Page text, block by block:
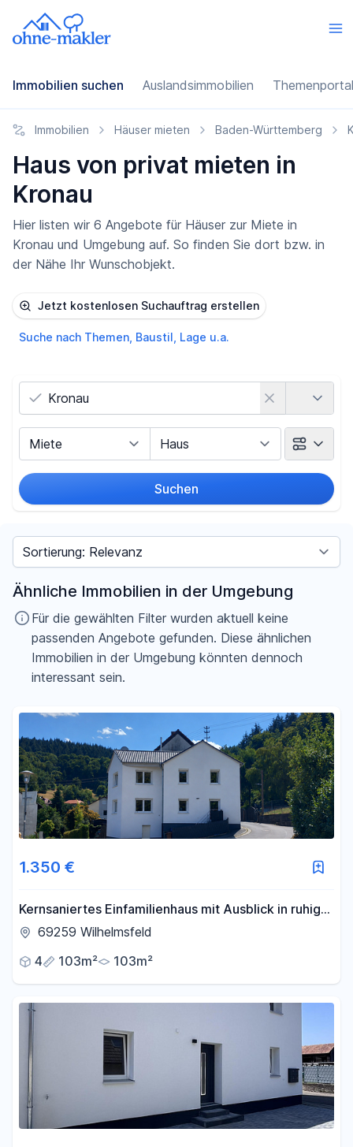
Immobilien suchen Auslandsimmobilien
Immobilien Häuser mieten Baden-Württemberg
Haus von privat mieten in
Kronau
Hier listen wir 6 Angebote für Häuser zur Miete in
Kronau und Umgebung auf. So finden Sie dort bzw. in
der Nähe Ihr Wunschobjekt.
Jetzt kostenlosen Suchauftrag erstellen
Suche nach Themen, Baustil, Lage u.a.
Suchen
Preis
Fläche
m²
Filter für Fläche zurücksetzen
Sortieren nach
Ähnliche Immobilien in der Umgebung
Für die gewählten Filter wurden aktuell keine
passenden Angebote gefunden. Diese ähnlichen
Immobilien in der Umgebung könnten dennoch
interessant sein.
1.350 €
Kernsaniertes Einfamilienhaus mit Ausblick in ruhiger
Lage69259 Wilhelmsfeld
4
103m² 103m²